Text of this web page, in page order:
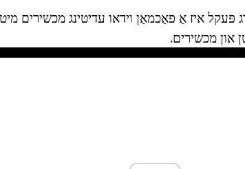
פּעקל איז אַ פאַכמאַן וידאו עדיטינג מכשירים
און מכשירים.